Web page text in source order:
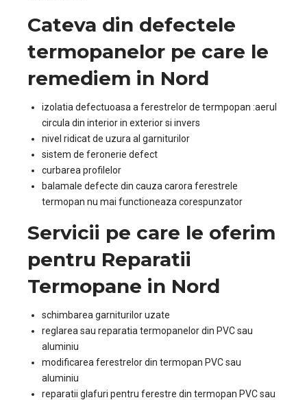
Cateva din defectele
termopanelor pe care le
remediem in Nord
izolatia defectuoasa a ferestrelor de termpopan :aerul
circula din interior in exterior si invers
nivel ridicat de uzura al garniturilor
sistem de feronerie defect
curbarea profilelor
balamale defecte din cauza carora ferestrele
termopan nu mai functioneaza corespunzator
Servicii pe care le oferim
pentru Reparatii
Termopane in Nord
schimbarea garniturilor uzate
reglarea sau reparatia termopanelor din PVC sau
aluminiu
modificarea ferestrelor din termopan PVC sau
aluminiu
reparatii glafuri pentru ferestre din termopan PVC sau